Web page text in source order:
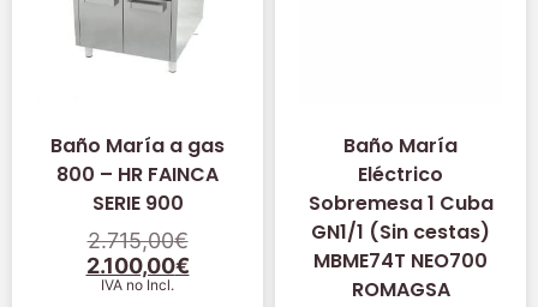
Baño María a gas
800 – HR FAINCA
SERIE 900
2.715,00€
2.100,00€
IVA no Incl.
Baño María
Eléctrico
Sobremesa 1 Cuba
GN1/1 (Sin cestas)
MBME74T NEO700
ROMAGSA